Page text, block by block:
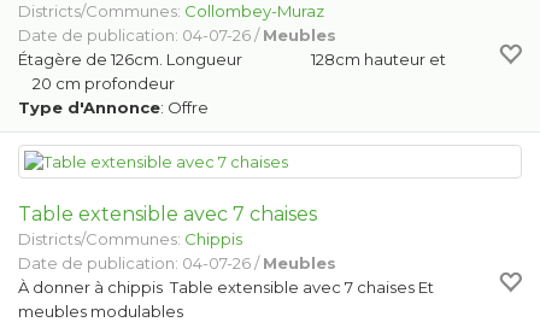
Districts/Communes: Collombey-Muraz
Date de publication: 04-07-26 /Meubles
Étagère de 126cm. Longueur 128cm hauteur et
20 cm profondeur
Type d'Annonce: Offre
Table extensible avec 7 chaises
Districts/Communes: Chippis
Date de publication: 04-07-26 /Meubles
À donner à chippis Table extensible avec 7 chaises Et
meubles modulables